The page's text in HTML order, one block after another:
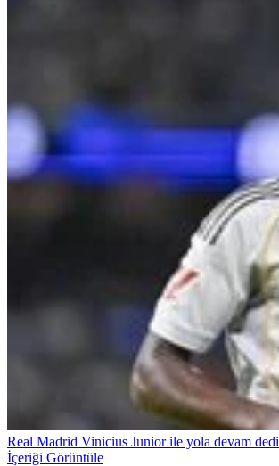
Real Madrid Vinicius Junior ile yola devam dedi
İçeriği Görüntüle